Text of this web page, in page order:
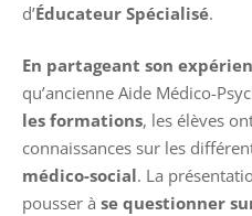
d’Éducateur Spécialisé.
En partageant son
qu’ancienne Aide Médico-
les formations, les élèves
connaissances sur les
médico-social. La
pousser à se questionner